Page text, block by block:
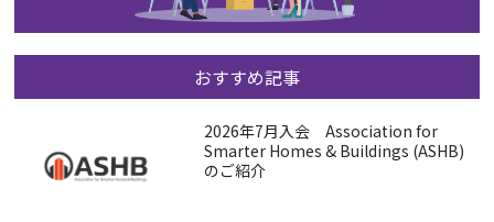
おすすめ記事
2026年7月入会 Association for
Smarter Homes & Buildings (ASHB)
のご紹介